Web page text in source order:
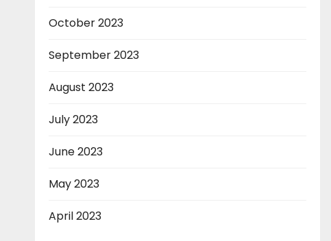
October 2023
September 2023
August 2023
July 2023
June 2023
May 2023
April 2023